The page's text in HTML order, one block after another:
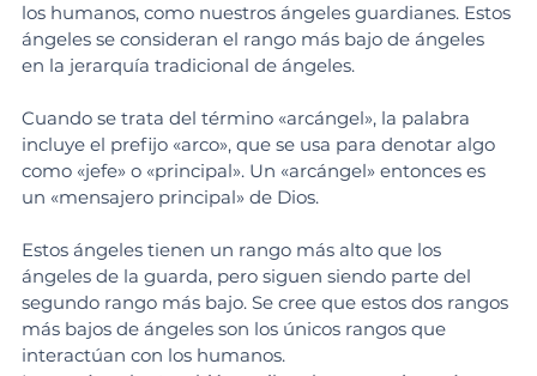
los humanos, como nuestros ángeles guardianes. Estos
ángeles se consideran el rango más bajo de ángeles
en la jerarquía tradicional de ángeles.
Cuando se trata del término «arcángel», la palabra
incluye el prefijo «arco», que se usa para denotar algo
como «jefe» o «principal». Un «arcángel» entonces es
un «mensajero principal» de Dios.
Estos ángeles tienen un rango más alto que los
ángeles de la guarda, pero siguen siendo parte del
segundo rango más bajo. Se cree que estos dos rangos
más bajos de ángeles son los únicos rangos que
interactúan con los humanos.